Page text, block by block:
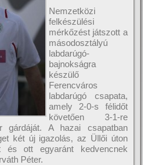
Nemzetközi
felkészülési
mérkőzést játszott a
másodosztályú
labdarúgó-
bajnokságra
készülő
Ferencváros
labdarúgó csapata,
amely 2-0-s félidőt
követően 3-1-re
A hazai csapatban
két új igazolás, az Üllői úton
és ott egyaránt kedvencnek
Péter.